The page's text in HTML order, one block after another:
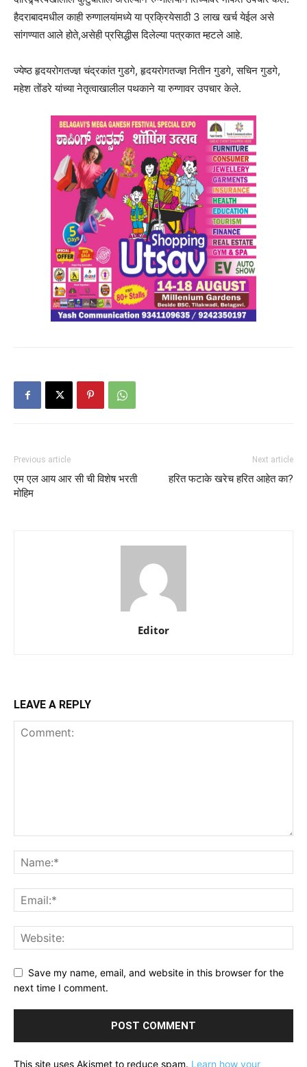
हैदराबादमधील काही रुग्णालयांमध्ये या प्रक्रियेसाठी 3 लाख खर्च येईल असे
सांगण्यात आले होते,असेही प्रसिद्धीस दिलेल्या पत्रकात म्हटले आहे.
ज्येष्ठ हृदयरोगतज्ज्ञ चंद्रकांत गुडगे, हृदयरोगतज्ज्ञ नितीन गुडगे, सचिन गुडगे,
महेश तोंडरे यांच्या नेतृत्वाखालील पथकाने या रुग्णावर उपचार केले.
Previous article
एम एल आय आर सी ची विशेष भरती
मोहिम
Next article
हरित फटाके खरेच हरित आहेत का?
Editor
LEAVE A REPLY
Save my name, email, and website in this browser for the
next time I comment.
This site uses Akismet to reduce spam. Learn how your